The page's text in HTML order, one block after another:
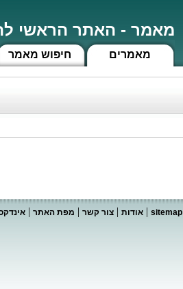
מאמר - האתר הראשי
חיפוש מאמר מאמרים
אודות | צור קשר | מפת האתר | | sitemap